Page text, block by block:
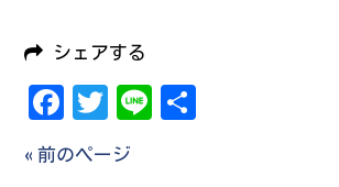
シェアする
Facebook
Twitter
Line
« 前のページ